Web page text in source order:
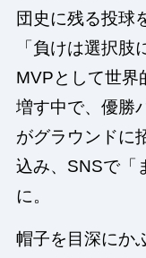
団史に残る投球
「負けは選択肢
MVPとして世界
増す中で、優勝
がグラウンドに
込み、SNSで「
に。
帽子を目深にか